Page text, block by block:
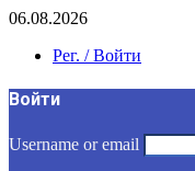
06.08.2026
Рег. / Войти
Войти
Username or email